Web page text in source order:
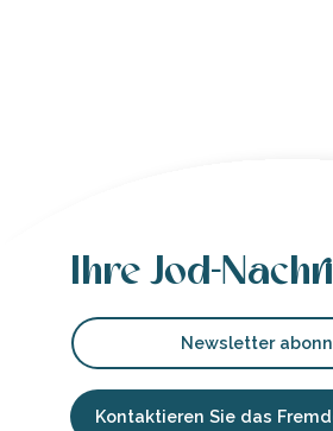
Ihre Jod-
Newsletter
Kontaktieren Sie das